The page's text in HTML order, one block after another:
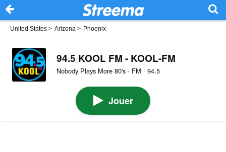
United States > Arizona > Phoenix
94.5 KOOL FM - KOOL-FM
Nobody Plays More 80's · FM · 94.5
Jouer